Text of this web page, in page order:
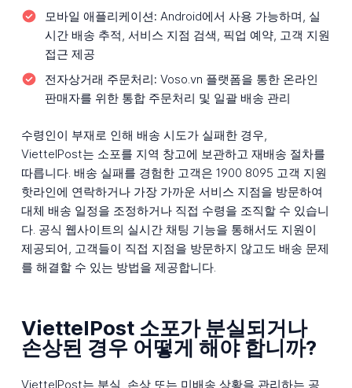
모바일 애플리케이션: Android에서 사용 가능하며, 실
시간 배송 추적, 서비스 지점 검색, 픽업 예약, 고객 지원
접근 제공
전자상거래 주문처리: Voso.vn 플랫폼을 통한 온라인
판매자를 위한 통합 주문처리 및 일괄 배송 관리
수령인이 부재로 인해 배송 시도가 실패한 경우,
ViettelPost는 소포를 지역 창고에 보관하고 재배송 절차를
따릅니다. 배송 실패를 경험한 고객은 1900 8095 고객 지원
핫라인에 연락하거나 가장 가까운 서비스 지점을 방문하여
대체 배송 일정을 조정하거나 직접 수령을 조직할 수 있습니
다. 공식 웹사이트의 실시간 채팅 기능을 통해서도 지원이
제공되어, 고객들이 직접 지점을 방문하지 않고도 배송 문제
를 해결할 수 있는 방법을 제공합니다.
ViettelPost 소포가 분실되거나
손상된 경우 어떻게 해야 합니까?
ViettelPost는 분실, 손상 또는 미배송 상황을 관리하는 공